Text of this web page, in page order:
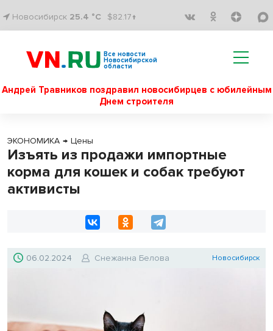
Новосибирск 25.4 °C $82.17↑
Все новости
Новосибирской
области
Андрей Травников поздравил новосибирцев с юбилейным
Днем строителя
ЭКОНОМИКА → Цены
Изъять из продажи импортные
корма для кошек и собак требуют
активисты
06.02.2024 Снежанна Белова Новосибирск